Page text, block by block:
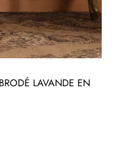
LAVANDE EN